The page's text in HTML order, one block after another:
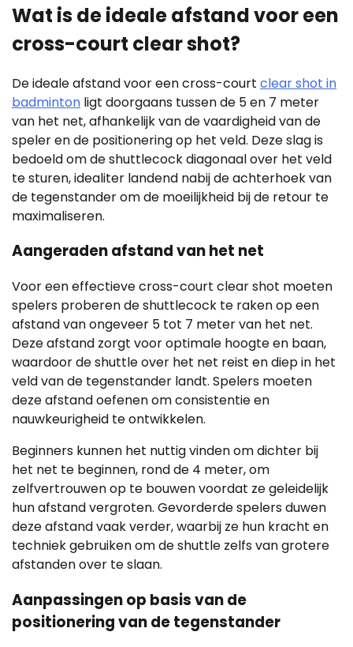
Wat is de ideale afstand voor een
cross-court clear shot?
De ideale afstand voor een cross-court clear shot in
badminton ligt doorgaans tussen de 5 en 7 meter
van het net, afhankelijk van de vaardigheid van de
speler en de positionering op het veld. Deze slag is
bedoeld om de shuttlecock diagonaal over het veld
te sturen, idealiter landend nabij de achterhoek van
de tegenstander om de moeilijkheid bij de retour te
maximaliseren.
Aangeraden afstand van het net
Voor een effectieve cross-court clear shot moeten
spelers proberen de shuttlecock te raken op een
afstand van ongeveer 5 tot 7 meter van het net.
Deze afstand zorgt voor optimale hoogte en baan,
waardoor de shuttle over het net reist en diep in het
veld van de tegenstander landt. Spelers moeten
deze afstand oefenen om consistentie en
nauwkeurigheid te ontwikkelen.
Beginners kunnen het nuttig vinden om dichter bij
het net te beginnen, rond de 4 meter, om
zelfvertrouwen op te bouwen voordat ze geleidelijk
hun afstand vergroten. Gevorderde spelers duwen
deze afstand vaak verder, waarbij ze hun kracht en
techniek gebruiken om de shuttle zelfs van grotere
afstanden over te slaan.
Aanpassingen op basis van de
positionering van de tegenstander